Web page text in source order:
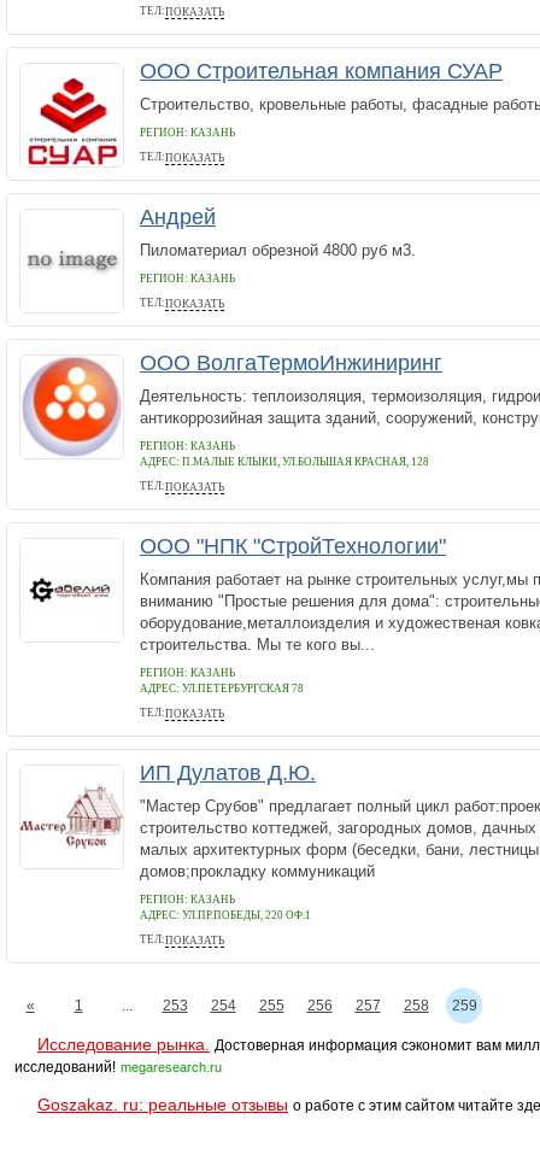
ТЕЛ:ПОКАЗАТЬ
8-909-984-72-12
ООО Строительная компания СУАР
Строительство, кровельные работы, фасадные
РЕГИОН: КАЗАНЬ
ТЕЛ:ПОКАЗАТЬ
+79872961645
Андрей
Пиломатериал обрезной 4800 руб м3.
РЕГИОН: КАЗАНЬ
ТЕЛ:ПОКАЗАТЬ
+7-917-88-55-000
ООО ВолгаТермоИнжиниринг
Деятельность: теплоизоляция, термоизоляция,
антикоррозийная защита зданий, сооружений,
РЕГИОН: КАЗАНЬ
АДРЕС: П.МАЛЫЕ КЛЫКИ, УЛ.БОЛЬШАЯ КРАСНАЯ, 128
ТЕЛ:ПОКАЗАТЬ
(843) 248-63-87
ООО "НПК "СтройТехнологии"
Компания работает на рынке строительных услуг,мы
вниманию "Простые решения для дома":
оборудование,металлоизделия и художественая
строительства. Мы те кого вы...
РЕГИОН: КАЗАНЬ
АДРЕС: УЛ.ПЕТЕРБУРГСКАЯ 78
ТЕЛ:ПОКАЗАТЬ
(843)277-05-94
ИП Дулатов Д.Ю.
"Мастер Срубов" предлагает полный цикл
строительство коттеджей, загородных домов,
малых архитектурных форм (беседки, бани,
домов;прокладку коммуникаций
РЕГИОН: КАЗАНЬ
АДРЕС: УЛ.ПР.ПОБЕДЫ, 220 ОФ.1
ТЕЛ:ПОКАЗАТЬ
(843) 294-50-30
« 1 ... 253 254 255 256 257 258 259
Исследование рынка.
Достоверная информация сэкономит вам
исследований! megaresearch.ru
Goszakaz. ru: реальные отзывы о работе с этим сайтом читайте